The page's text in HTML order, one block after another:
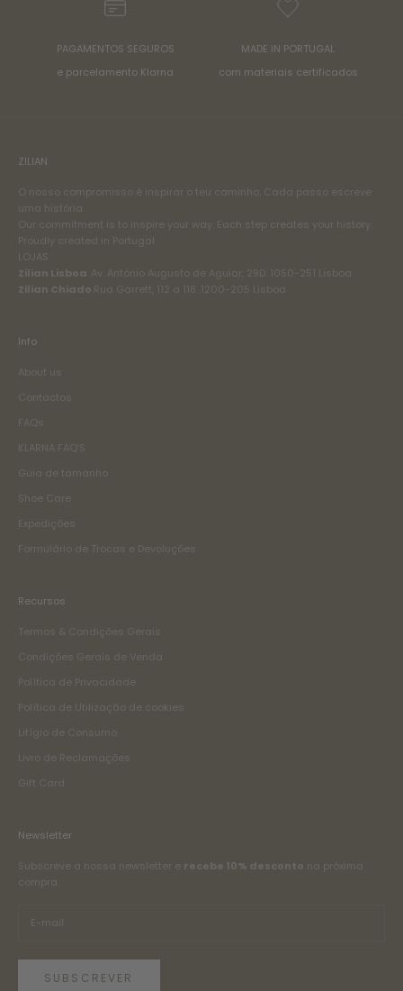
PAGAMENTOS SEGUROS
e parcelamento Klarna
MADE IN PORTUGAL
com materiais certificados
ZILIAN
O nosso compromisso é inspirar o teu caminho. Cada passo escreve
uma história.
Our commitment is to inspire your way. Each step creates your history.
Proudly created in Portugal
LOJAS
Zilian Lisboa Av. António Augusto de Aguiar, 29D. 1050-251 Lisboa
Zilian Chiado Rua Garrett, 112 a 118. 1200-205 Lisboa
Info
About us
Contactos
FAQs
KLARNA FAQ'S
Guia de tamanho
Shoe Care
Expedições
Formulário de Trocas e Devoluções
Recursos
Termos & Condições Gerais
Condições Gerais de Venda
Política de Privacidade
Política de Utilização de cookies
Litígio de Consumo
Livro de Reclamações
Gift Card
Newsletter
Subscreve a nossa newsletter e recebe 10% desconto na próxima
compra.
SUBSCREVER